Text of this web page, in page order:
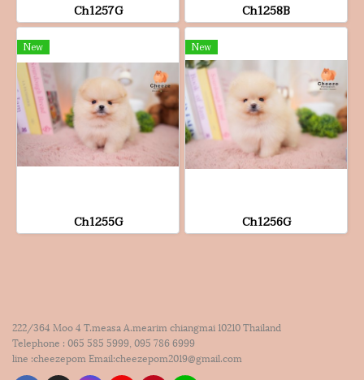
Ch1257G Ch1258B
New
Ch1255G
New
Ch1256G
222/364 Moo 4 T.measa A.mearim chiangmai 10210 Thailand
Telephone : 065 585 5999, 095 786 6999
line :cheezepom Email:cheezepom2019@gmail.com